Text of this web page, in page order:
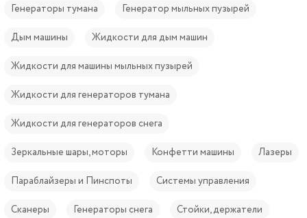
Генераторы тумана Генератор мыльных пузырей
Дым машины Жидкости для дым машин
Жидкости для машины мыльных пузырей
Жидкости для генераторов тумана
Жидкости для генераторов снега
Зеркальные шары, моторы Конфетти машины Лазеры
Параблайзеры и Пинспоты Системы управления
Сканеры Генераторы снега Стойки, держатели